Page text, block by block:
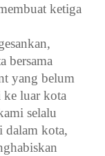
ketiga
bersama
yang belum
ke luar kota
selalu
dalam kota,